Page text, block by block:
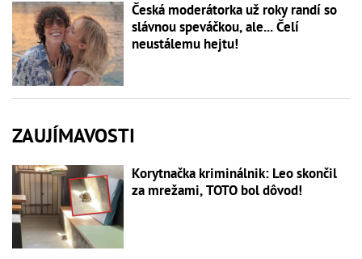
Česká moderátorka už roky randí so
slávnou speváčkou, ale... Čelí
neustálemu hejtu!
ZAUJÍMAVOSTI
Korytnačka kriminálnik: Leo skončil
za mrežami, TOTO bol dôvod!